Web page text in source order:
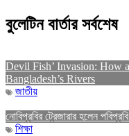
বুলেটিন বার্তার সর্বশেষ
Devil Fish’ Invasion: How
Bangladesh’s Rivers
জাতীয়
নোবিপ্রবির ট্রেজারার হলেন
শিক্ষা